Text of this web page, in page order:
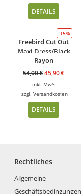
DETAILS
-15%
Freebird Cut Out
Maxi Dress/Black
Rayon
54,00€45,90€
inkl. MwSt.
zzgl.Versandkosten
DETAILS
Rechtliches
Allgemeine
Geschäftsbedingungen